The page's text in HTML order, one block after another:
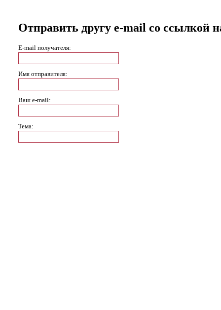
Отправить другу e-mail со ссылкой
E-mail получателя:
Имя отправителя:
Ваш e-mail:
Тема: